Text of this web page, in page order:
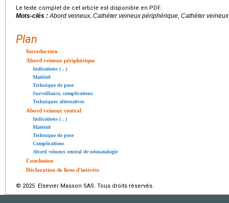
Le texte complet de cet article est disponible en PDF.
Mots-clés :Abord veineux, Cathéter veineux périphérique, Cathéter
Plan
Introduction
Abord veineux périphérique
Indications ( , )
Matériel
Technique de pose
Surveillance, complications
Techniques alternatives
Abord veineux central
Indications ( , )
Matériel
Technique de pose
Complications
Abord veineux central de néonatalogie
Conclusion
Déclaration de liens d'intérêts
© 2025 Elsevier Masson SAS. Tous droits réservés.